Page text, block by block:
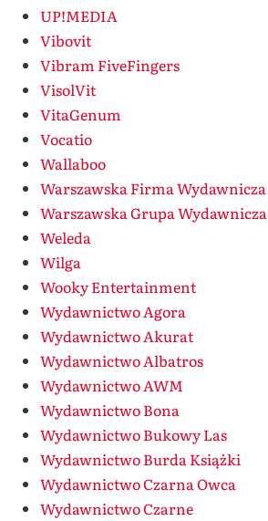
UP!MEDIA
Vibovit
Vibram FiveFingers
VisolVit
VitaGenum
Vocatio
Wallaboo
Warszawska Firma Wydawnicza
Warszawska Grupa Wydawnicza
Weleda
Wilga
Wooky Entertainment
Wydawnictwo Agora
Wydawnictwo Akurat
Wydawnictwo Albatros
Wydawnictwo AWM
Wydawnictwo Bona
Wydawnictwo Bukowy Las
Wydawnictwo Burda Książki
Wydawnictwo Czarna Owca
Wydawnictwo Czarne